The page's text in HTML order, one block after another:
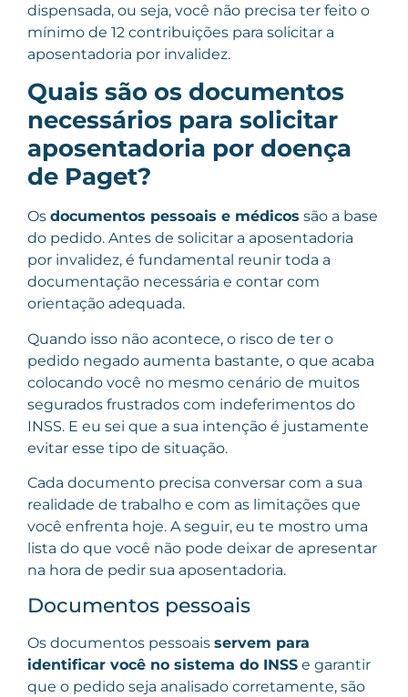
dispensada, ou seja, você não precisa ter feito o
mínimo de 12 contribuições para solicitar a
aposentadoria por invalidez.
Quais são os documentos
necessários para solicitar
aposentadoria por doença
de Paget?
Os documentos pessoais e médicos são a base
do pedido. Antes de solicitar a aposentadoria
por invalidez, é fundamental reunir toda a
documentação necessária e contar com
orientação adequada.
Quando isso não acontece, o risco de ter o
pedido negado aumenta bastante, o que acaba
colocando você no mesmo cenário de muitos
segurados frustrados com indeferimentos do
INSS. E eu sei que a sua intenção é justamente
evitar esse tipo de situação.
Cada documento precisa conversar com a sua
realidade de trabalho e com as limitações que
você enfrenta hoje. A seguir, eu te mostro uma
lista do que você não pode deixar de apresentar
na hora de pedir sua aposentadoria.
Documentos pessoais
Os documentos pessoais servem para
identificar você no sistema do INSS e garantir
que o pedido seja analisado corretamente, são